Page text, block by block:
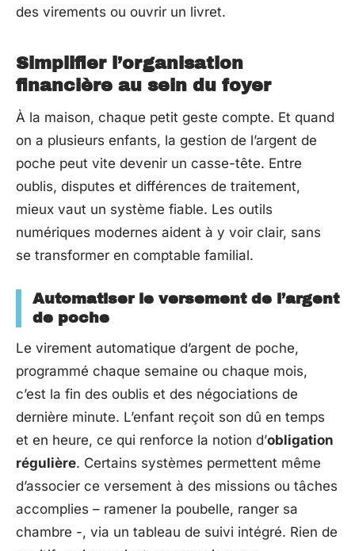
des virements ou ouvrir un livret.
Simplifier l’organisation
financière au sein du foyer
À la maison, chaque petit geste compte. Et quand
on a plusieurs enfants, la gestion de l’argent de
poche peut vite devenir un casse-tête. Entre
oublis, disputes et différences de traitement,
mieux vaut un système fiable. Les outils
numériques modernes aident à y voir clair, sans
se transformer en comptable familial.
Automatiser le versement de l’argent
de poche
Le virement automatique d’argent de poche,
programmé chaque semaine ou chaque mois,
c’est la fin des oublis et des négociations de
dernière minute. L’enfant reçoit son dû en temps
et en heure, ce qui renforce la notion d’obligation
régulière. Certains systèmes permettent même
d’associer ce versement à des missions ou tâches
accomplies – ramener la poubelle, ranger sa
chambre -, via un tableau de suivi intégré. Rien de